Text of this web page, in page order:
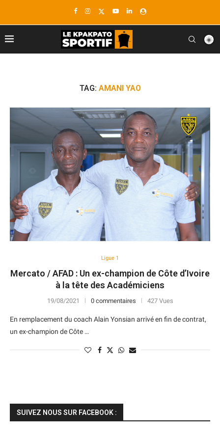
TAG: AMANI YAO
Ligue 1
Mercato / AFAD : Un ex-champion de Côte d’Ivoire
à la tête des Académiciens
19/08/2021 0 commentaires 427 Vues
En remplacement du coach Alain Yonsian arrivé en fin de contrat,
un ex-champion de Côte …
SUIVEZ NOUS SUR FACEBOOK :